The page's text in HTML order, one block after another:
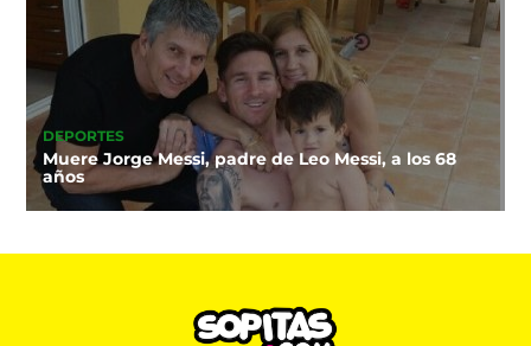
DEPORTES
Muere Jorge Messi, padre de Leo Messi, a los 68
años